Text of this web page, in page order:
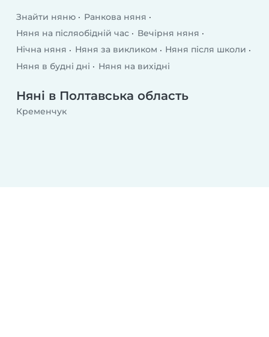
Знайти няню
Ранкова няня
Няня на післяобідній час
Вечірня няня
Нічна няня
Няня за викликом
Няня після школи
Няня в будні дні
Няня на вихідні
Няні в Полтавська область
Кременчук